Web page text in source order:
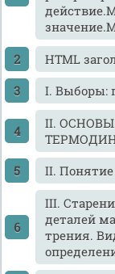
HTML
I. Выборы:
II.
II.
III.
деталей
трения.